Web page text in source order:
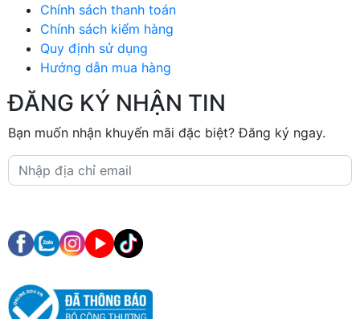
Chính sách thanh toán
Chính sách kiểm hàng
Quy định sử dụng
Hướng dẫn mua hàng
ĐĂNG KÝ NHẬN TIN
Bạn muốn nhận khuyến mãi đặc biệt? Đăng ký ngay.